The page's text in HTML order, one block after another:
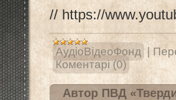
// https://
АудіоВідеоФонд |
Коментарі (0)
Автор ПВД